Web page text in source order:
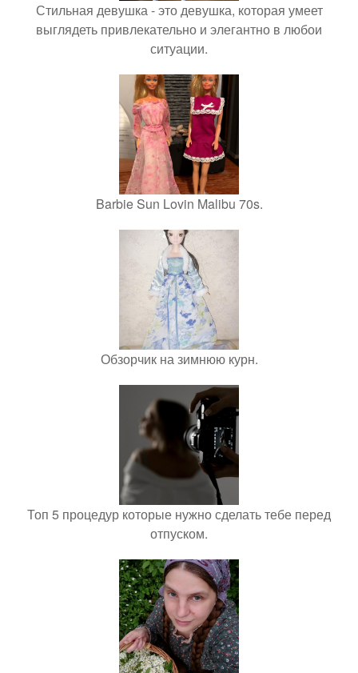
Стильная девушка - это девушка, которая умеет
выглядеть привлекательно и элегантно в любои
ситуации.
Barbie Sun Lovin Malibu 70s.
Обзорчик на зимнюю курн.
Топ 5 процедур которые нужно сделать тебе перед
отпуском.